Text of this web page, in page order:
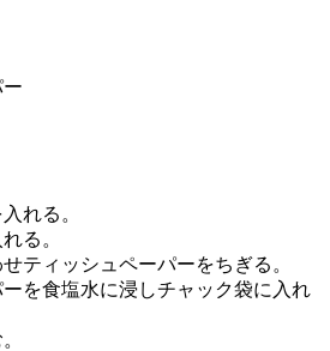
れる。
る。
ティッシュペーパーをちぎる。
を食塩水に浸しチャック袋に入れ